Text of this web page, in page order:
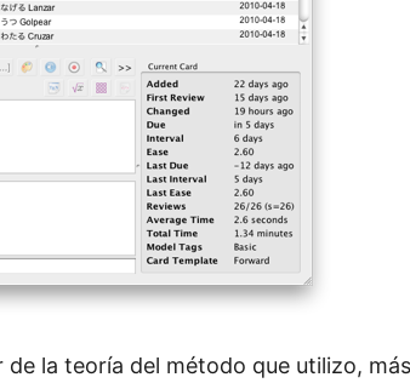
la teoría del método que utilizo,